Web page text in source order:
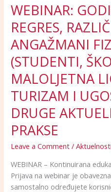
WEBINAR:
REGRES,
ANGAŽMANI
(STUDENTI,
MALOLJETNA
TURIZAM I
DRUGE
PRAKSE
Leave a Comment /Aktuelnosti
WEBINAR – Kontinuirana
Prijava na webinar je
samostalno određujete
MALOLJETNA
LICA,
STRANCI…),
TURIZAM
I
UGOSTITELJSTVO,
DRUGE
AKTUELNOSTI
IZ
PRAKSE